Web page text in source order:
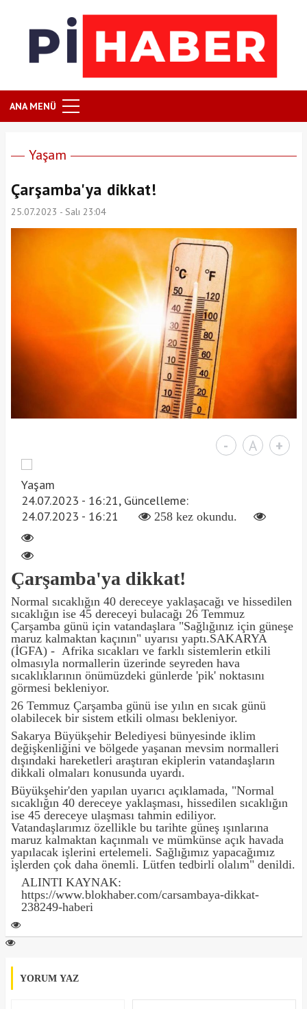
ANA MENÜ
Yaşam
Çarşamba'ya dikkat!
25.07.2023 - Salı 23:04
- A +
Yaşam
24.07.2023 - 16:21, Güncelleme:
24.07.2023 - 16:21
258 kez okundu.
Çarşamba'ya dikkat!
Normal sıcaklığın 40 dereceye yaklaşacağı ve hissedilen
sıcaklığın ise 45 dereceyi bulacağı 26 Temmuz
Çarşamba günü için vatandaşlara "Sağlığınız için güneşe
maruz kalmaktan kaçının" uyarısı yaptı.SAKARYA
(İGFA) - Afrika sıcakları ve farklı sistemlerin etkili
olmasıyla normallerin üzerinde seyreden hava
sıcaklıklarının önümüzdeki günlerde 'pik' noktasını
görmesi bekleniyor.
26 Temmuz Çarşamba günü ise yılın en sıcak günü
olabilecek bir sistem etkili olması bekleniyor.
Sakarya Büyükşehir Belediyesi bünyesinde iklim
değişkenliğini ve bölgede yaşanan mevsim normalleri
dışındaki hareketleri araştıran ekiplerin vatandaşların
dikkali olmaları konusunda uyardı.
Büyükşehir'den yapılan uyarıcı açıklamada, "Normal
sıcaklığın 40 dereceye yaklaşması, hissedilen sıcaklığın
ise 45 dereceye ulaşması tahmin ediliyor.
Vatandaşlarımız özellikle bu tarihte güneş ışınlarına
maruz kalmaktan kaçınmalı ve mümkünse açık havada
yapılacak işlerini ertelemeli. Sağlığımız yapacağımız
işlerden çok daha önemli. Lütfen tedbirli olalım" denildi.
ALINTI KAYNAK:
https://www.blokhaber.com/carsambaya-dikkat-
238249-haberi
YORUM YAZ